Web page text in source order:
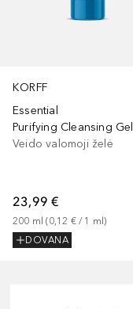
KORFF
Essential
Purifying Cleansing Gel
Veido valomoji želė
23,99 €
200 ml (0,12 € / 1 ml)
DOVANA